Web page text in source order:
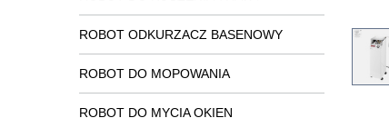
ROBOT ODKURZACZ BASENOWY
ROBOT DO MOPOWANIA
ROBOT DO MYCIA OKIEN